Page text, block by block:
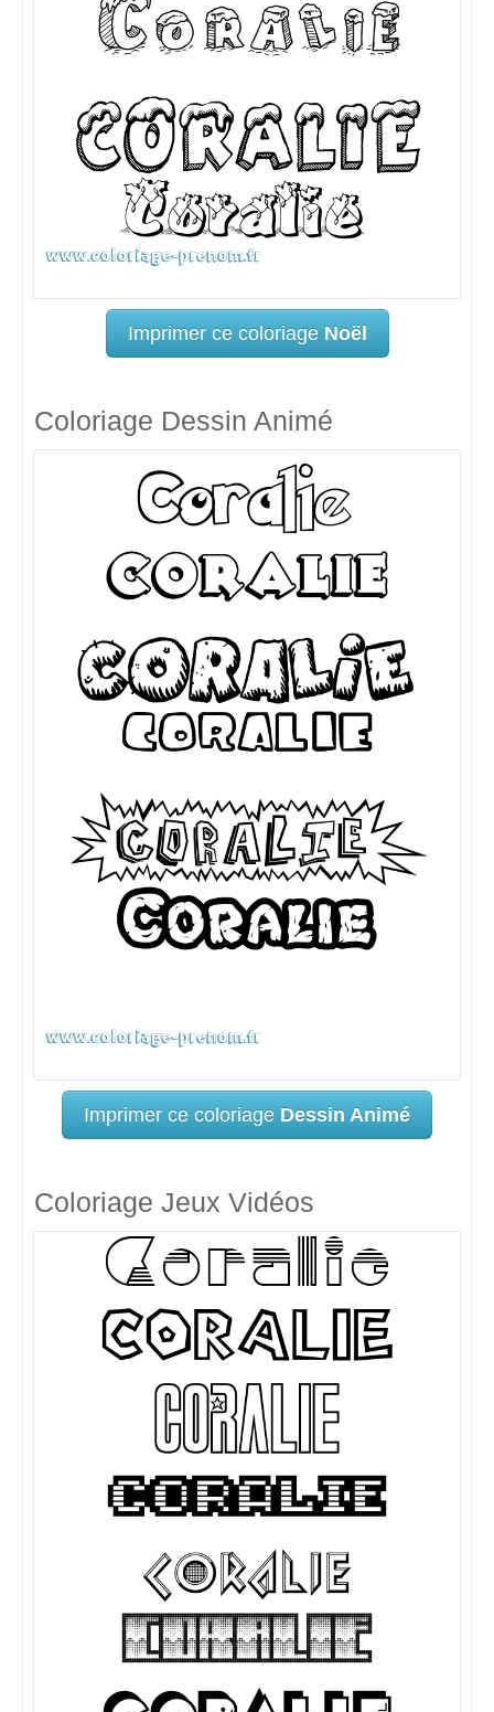
Imprimer ce coloriage Noël
Coloriage Dessin Animé
Imprimer ce coloriage Dessin Animé
Coloriage Jeux Vidéos